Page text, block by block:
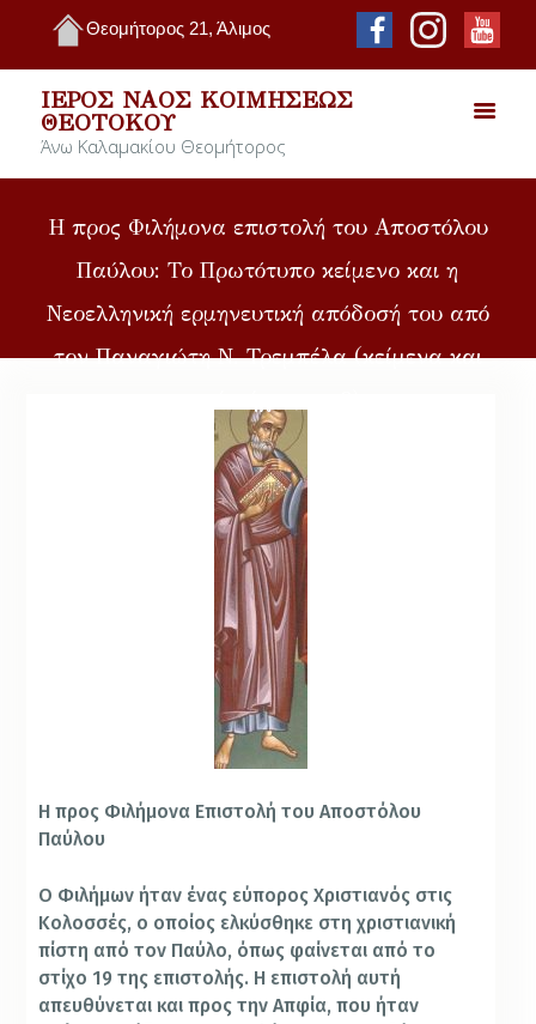
Θεομήτορος 21, Άλιμος
ΙΕΡΌΣ ΝΑΌΣ ΚΟΙΜΉΣΕΩΣ
ΘΕΟΤΌΚΟΥ
Άνω Καλαμακίου Θεομήτορος
Η προς Φιλήμονα επιστολή του Αποστόλου
Παύλου: Το Πρωτότυπο κείμενο και η
Νεοελληνική ερμηνευτική απόδοσή του από
τον Παναγιώτη Ν. Τρεμπέλα (κείμενα και
Η προς Φιλήμονα Επιστολή του Αποστόλου
Παύλου
Ο Φιλήμων ήταν ένας εύπορος Χριστιανός στις
Κολοσσές, ο οποίος ελκύσθηκε στη χριστιανική
πίστη από τον Παύλο, όπως φαίνεται από το
στίχο 19 της επιστολής. Η επιστολή αυτή
απευθύνεται και προς την Απφία, που ήταν